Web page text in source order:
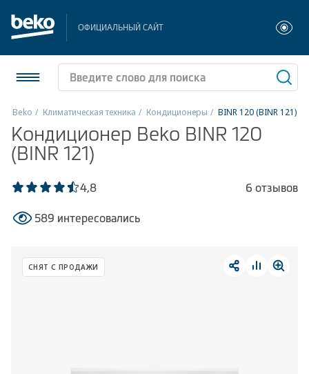
ОФИЦИАЛЬНЫЙ САЙТ
Холодильники и морозильники
Стиральные и сушильные машины
Встраиваемая техника
Beko Климатическая техника Кондиционеры BINR 120 (BINR 121)
Кондиционер Beko BINR 120
(BINR 121)
4,8 6 отзывов
589 интересовались
СНЯТ С ПРОДАЖИ